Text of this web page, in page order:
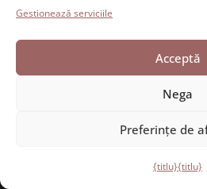
Gestionează serviciile
Acceptă
Nega
Preferințe de
{titlu}{titlu}
Politica privind
Declarația de